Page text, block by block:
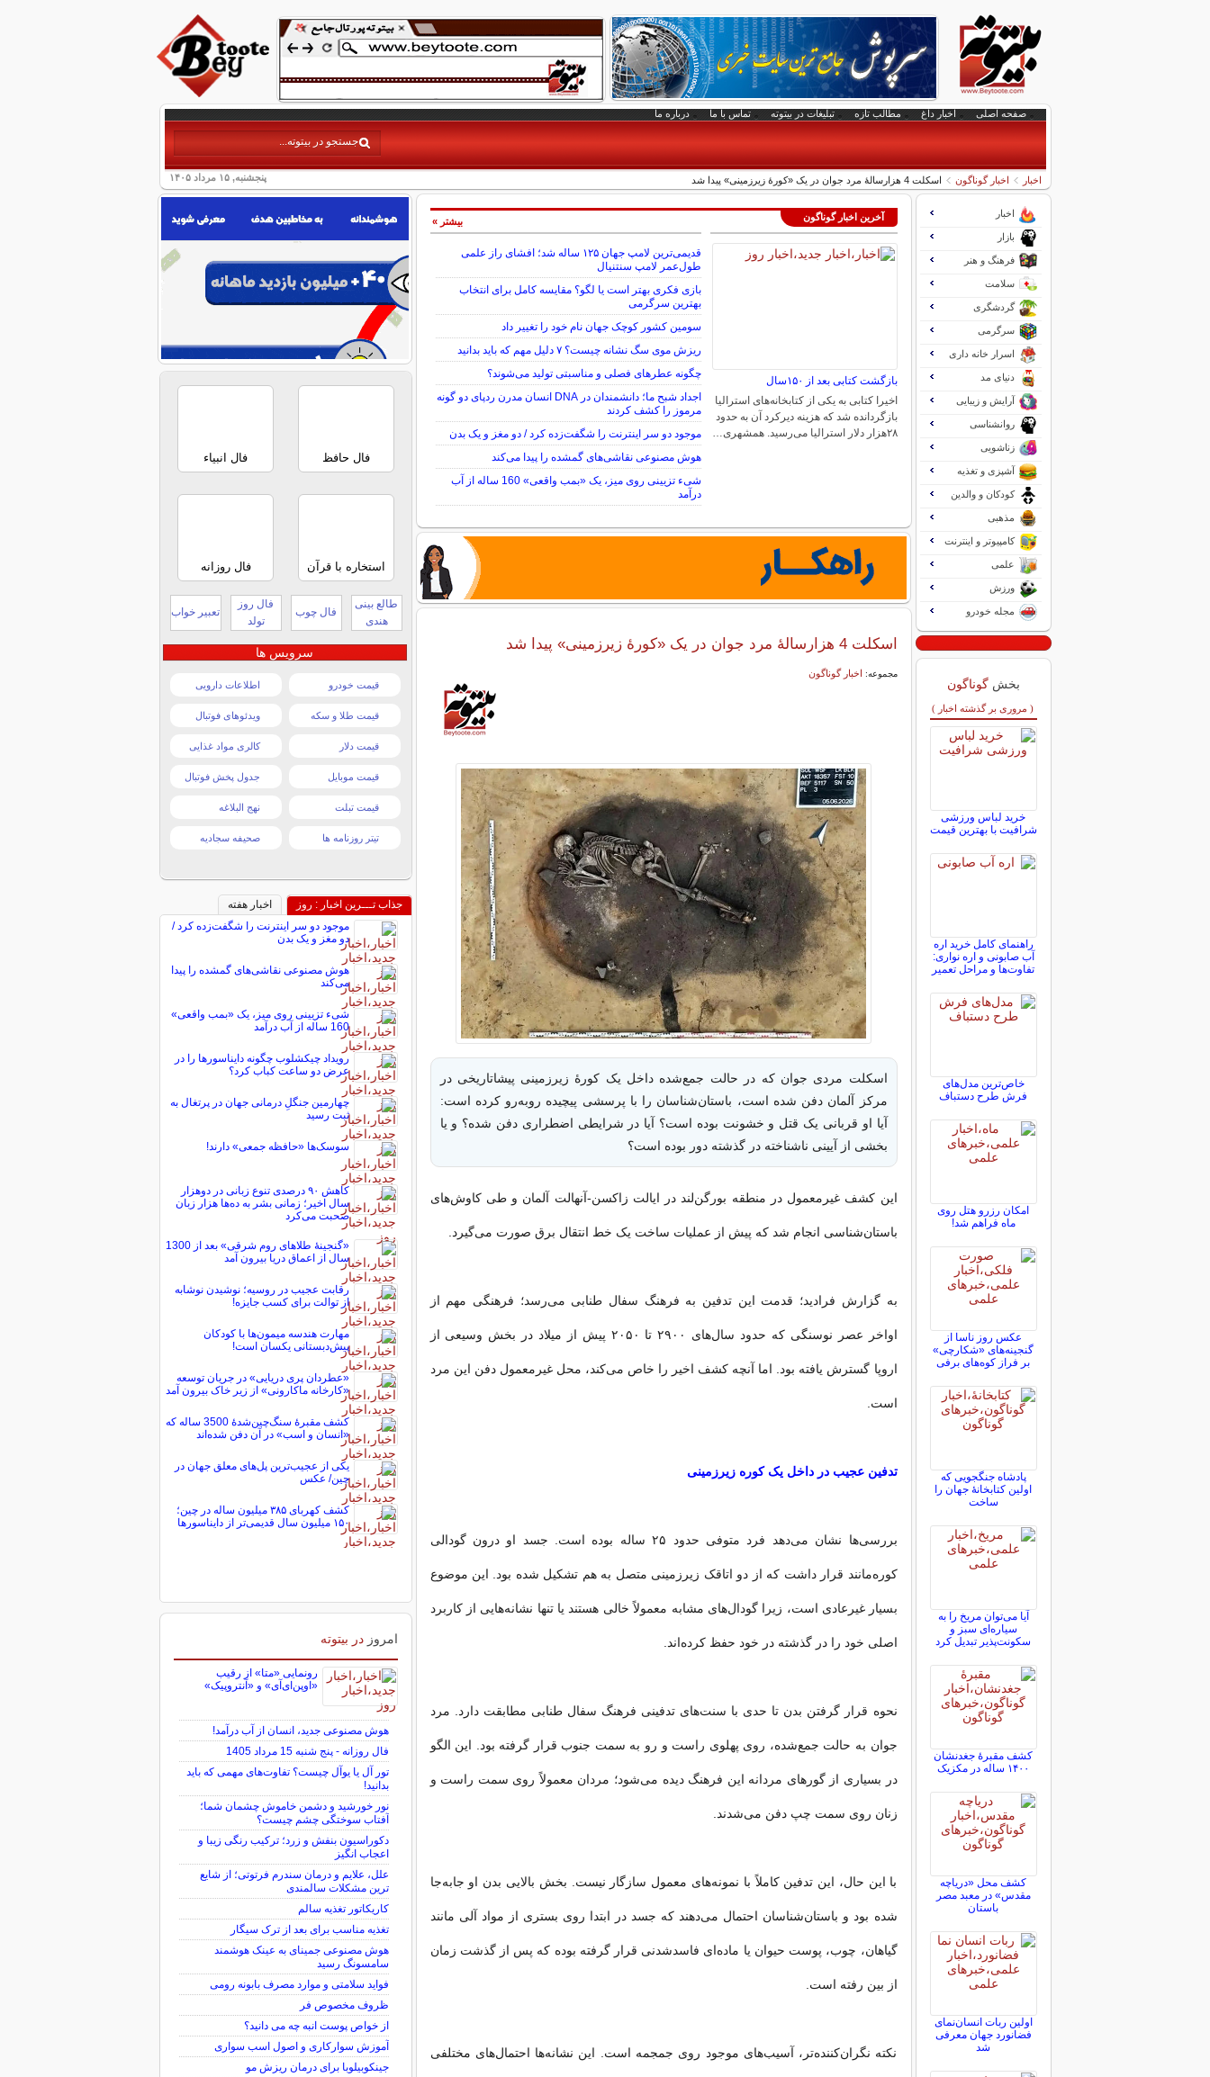
صفحه اصلی اخبار داغ مطالب تازه تبلیغات در بیتوته تماس با ما درباره ما
پنجشنبه, ۱۵ مرداد ۱۴۰۵ اخبار اخبار گوناگون اسکلت 4 هزارسالۀ مرد جوان در یک «کورۀ زیرزمینی» پیدا شد
آخرین اخبار گوناگون
بازگشت کتابی بعد از ۱۵۰سال
اخیرا کتابی به یکی از کتابخانه‌های استرالیا
بازگردانده شد که هزینه دیرکرد آن به حدود
۲۸هزار دلار استرالیا می‌رسید. همشهری…
قدیمی‌ترین لامپ جهان ۱۲۵ ساله شد؛ افشای راز علمی
طول‌عمر لامپ سنتنیال
بازی فکری بهتر است یا لگو؟ مقایسه کامل برای انتخاب
بهترین سرگرمی
سومین کشور کوچک جهان نام خود را تغییر داد
ریزش موی سگ نشانه چیست؟ ۷ دلیل مهم که باید بدانید
چگونه عطرهای فصلی و مناسبتی تولید می‌شوند؟
اجداد شبح ما؛ دانشمندان در DNA انسان مدرن ردپای دو گونه
مرموز را کشف کردند
موجود دو سر اینترنت را شگفت‌زده کرد / دو مغز و یک بدن
هوش مصنوعی نقاشی‌های گمشده را پیدا می‌کند
شیء تزیینی روی میز، یک «بمب واقعی» 160 ساله از آب
درآمد
بیشتر »
اسکلت 4 هزارسالۀ مرد جوان در یک «کورۀ زیرزمینی» پیدا شد
مجموعه: اخبار گوناگون
اسکلت مردی جوان که در حالت جمع‌شده داخل یک کورۀ زیرزمینی پیشاتاریخی در
مرکز آلمان دفن شده است، باستان‌شناسان را با پرسشی پیچیده روبه‌رو کرده است:
آیا او قربانی یک قتل و خشونت بوده است؟ آیا در شرایطی اضطراری دفن شده؟ و یا
بخشی از آیینی ناشناخته در گذشته دور بوده است؟
این کشف غیرمعمول در منطقه بورگن‌لند در ایالت زاکسن-آنهالت آلمان و طی کاوش‌های
باستان‌شناسی انجام شد که پیش از عملیات ساخت یک خط انتقال برق صورت می‌گیرد.
به گزارش فرادید؛ قدمت این تدفین به فرهنگ سفال طنابی می‌رسد؛ فرهنگی مهم از
اواخر عصر نوسنگی که حدود سال‌های ۲۹۰۰ تا ۲۰۵۰ پیش از میلاد در بخش وسیعی از
اروپا گسترش یافته بود. اما آنچه کشف اخیر را خاص می‌کند، محل غیرمعمول دفن این مرد
است.
تدفین عجیب در داخل یک کوره زیرزمینی
بررسی‌ها نشان می‌دهد فرد متوفی حدود ۲۵ ساله بوده است. جسد او درون گودالی
کوره‌مانند قرار داشت که از دو اتاقک زیرزمینی متصل به هم تشکیل شده بود. این موضوع
بسیار غیرعادی است، زیرا گودال‌های مشابه معمولاً خالی هستند یا تنها نشانه‌هایی از کاربرد
اصلی خود را در گذشته در خود حفظ کرده‌اند.
نحوه قرار گرفتن بدن تا حدی با سنت‌های تدفینی فرهنگ سفال طنابی مطابقت دارد. مرد
جوان به حالت جمع‌شده، روی پهلوی راست و رو به سمت جنوب قرار گرفته بود. این الگو
در بسیاری از گورهای مردانه این فرهنگ دیده می‌شود؛ مردان معمولاً روی سمت راست و
زنان روی سمت چپ دفن می‌شدند.
با این حال، این تدفین کاملاً با نمونه‌های معمول سازگار نیست. بخش بالایی بدن او جابه‌جا
شده بود و باستان‌شناسان احتمال می‌دهند که جسد در ابتدا روی بستری از مواد آلی مانند
گیاهان، چوب، پوست حیوان یا ماده‌ای فاسدشدنی قرار گرفته بوده که پس از گذشت زمان
از بین رفته است.
نکته نگران‌کننده‌تر، آسیب‌های موجود روی جمجمه است. این نشانه‌ها احتمال‌های مختلفی
اخبار
بازار
فرهنگ و هنر
سلامت
گردشگری
سرگرمی
اسرار خانه داری
دنیای مد
آرایش و زیبایی
روانشناسی
زناشویی
آشپزی و تغذیه
کودکان و والدین
مذهبی
کامپیوتر و اینترنت
علمی
ورزش
مجله خودرو
بخش گوناگون
( مروری بر گذشته اخبار )
خرید لباس ورزشی
شرافیت با بهترین قیمت
راهنمای کامل خرید اره
آب صابونی و اره نواری:
تفاوت‌ها و مراحل تعمیر
خاص‌ترین مدل‌های
فرش طرح دستباف
امکان رزرو هتل روی
ماه فراهم شد!
عکس روز ناسا از
گنجینه‌های «شکارچی»
بر فراز کوه‌های برفی
پادشاه جنگجویی که
اولین کتابخانۀ جهان را
ساخت
آیا می‌توان مریخ را به
سیاره‌ای سبز و
سکونت‌پذیر تبدیل کرد
کشف مقبرۀ جغدنشان
۱۴۰۰ ساله در مکزیک
کشف محل «دریاچه
مقدس» در معبد مصر
باستان
اولین ربات انسان‌نمای
فضانورد جهان معرفی
شد
فال حافظ فال انبیاء
استخاره با قرآن فال روزانه
طالع بینی
هندی
فال چوب
فال روز
تولد
تعبیر خواب
سرویس ها
قیمت خودرو اطلاعات دارویی
قیمت طلا و سکه ویدئوهای فوتبال
قیمت دلار کالری مواد غذایی
قیمت موبایل جدول پخش فوتبال
قیمت تبلت نهج البلاغه
تیتر روزنامه ها صحیفه سجادیه
جذاب تـــرین اخبار : روز
اخبار هفته
موجود دو سر اینترنت را شگفت‌زده کرد /
دو مغز و یک بدن
هوش مصنوعی نقاشی‌های گمشده را پیدا
می‌کند
شیء تزیینی روی میز، یک «بمب واقعی»
160 ساله از آب درآمد
رویداد چیکشلوب چگونه دایناسورها را در
عرض دو ساعت کباب کرد؟
چهارمین جنگلِ درمانی جهان در پرتغال به
ثبت رسید
سوسک‌ها «حافظه جمعی» دارند!
کاهش ۹۰ درصدی تنوع زبانی در دوهزار
سال اخیر؛ زمانی بشر به ده‌ها هزار زبان
صحبت می‌کرد
«گنجینۀ طلاهای روم شرقی» بعد از 1300
سال از اعماق دریا بیرون آمد
رقابت عجیب در روسیه؛ نوشیدن نوشابه
از توالت برای کسب جایزه!
مهارت هندسه میمون‌ها با کودکان
پیش‌دبستانی یکسان است!
«عطردان پری دریایی» در جریان توسعه
«کارخانه ماکارونی» از زیر خاک بیرون آمد
کشف مقبرۀ سنگ‌چین‌شدۀ 3500 ساله که
«انسان و اسب» در آن دفن شده‌اند
یکی از عجیب‌ترین پل‌های معلق جهان در
چین/ عکس
کشف کهربای ۳۸۵ میلیون ساله در چین؛
۱۵۰ میلیون سال قدیمی‌تر از دایناسورها
امروز در بیتوته
رونمایی «متا» از رقیب
«اوپن‌ای‌آی» و «آنتروپیک»
هوش مصنوعی جدید، انسان از آب درآمد!
فال روزانه - پنج شنبه 15 مرداد 1405
تور آل یا یوآل چیست؟ تفاوت‌های مهمی که باید
بدانید!
نور خورشید و دشمن خاموش چشمان شما؛
آفتاب سوختگی چشم چیست؟
دکوراسیون بنفش و زرد؛ ترکیب رنگی زیبا و
اعجاب انگیز
علل، علایم و درمان سندرم فرتوتی؛ از شایع
ترین مشکلات سالمندی
کاریکاتور تغذیه سالم
تغذیه مناسب برای بعد از ترک سیگار
هوش مصنوعی جمینای به عینک هوشمند
سامسونگ رسید
فواید سلامتی و موارد مصرف بابونه رومی
ظروف مخصوص فر
از خواص پوست انبه چه می دانید؟
آموزش سوارکاری و اصول اسب سواری
جینکوبیلوبا برای درمان ریزش مو